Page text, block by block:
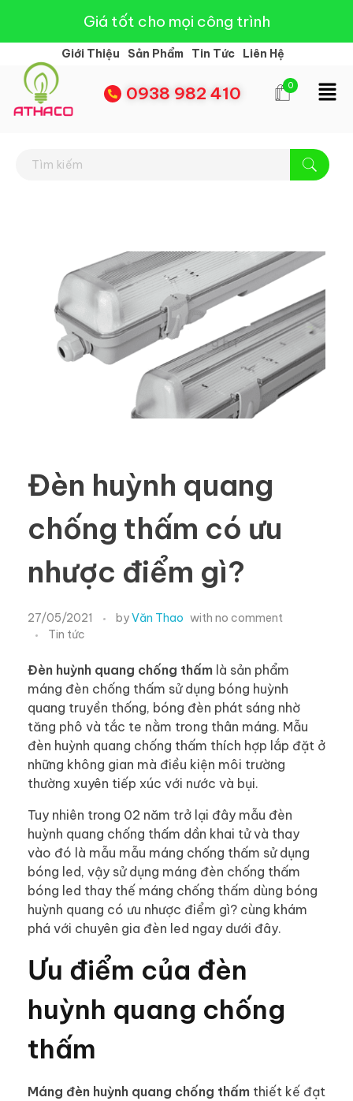
Giá tốt cho mọi công trình
Giới Thiệu Sản Phẩm Tin Tức Liên Hệ
0938 982 410 0
Đèn huỳnh quang
chống thấm có ưu
nhược điểm gì?
27/05/2021 byVăn Thao with no comment
Tin tức
Đèn huỳnh quang chống thấm là sản phẩm
máng đèn chống thấm sử dụng bóng huỳnh
quang truyền thống, bóng đèn phát sáng nhờ
tăng phô và tắc te nằm trong thân máng. Mẫu
đèn huỳnh quang chống thấm thích hợp lắp đặt ở
những không gian mà điều kiện môi trường
thường xuyên tiếp xúc với nước và bụi.
Tuy nhiên trong 02 năm trở lại đây mẫu đèn
huỳnh quang chống thấm dần khai tử và thay
vào đó là mẫu mẫu máng chống thấm sử dụng
bóng led, vậy sử dụng máng đèn chống thấm
bóng led thay thế máng chống thấm dùng bóng
huỳnh quang có ưu nhược điểm gì? cùng khám
phá với chuyên gia đèn led ngay dưới đây.
Ưu điểm của đèn
huỳnh quang chống
thấm
Máng đèn huỳnh quang chống thấm thiết kế đạt